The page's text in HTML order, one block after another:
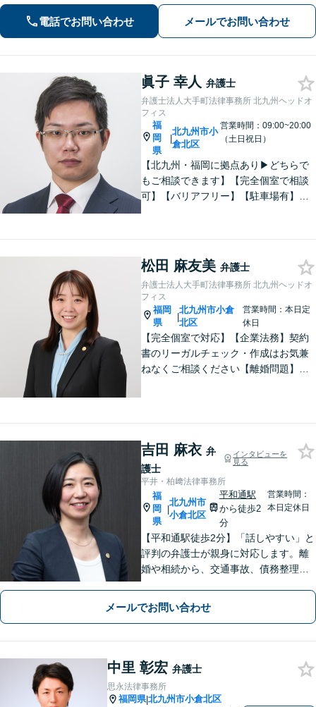
題/相続/交通事故/刑事事件など、ご相
談ください【夜間・休日対応】
電話でお問い合わせ メールでお問い合わせ
眞子 幸人 弁護士
弁護士法人大手町法律事務所 北九州ヘッドオ
フィス
福
岡
県
|
北九州市小
倉北区
営業時間：09:00~20:00
（土日祝日）
【北九州・福岡に拠点あり▶どちらで
もご相談できます】【完全個室で相談
可】【バリアフリー】【駐車場有】法
活かした総合力で課題解決をサポート
します。お悩みの方はご相談くださ
い。
松田 麻友美 弁護士
弁護士法人大手町法律事務所 北九州ヘッドオ
フィス
福岡
県
|
北九州市小倉
北区
営業時間：本日定
休日
【完全個室で対応】【企業法務】契約
書のリーガルチェック・作成はお気兼
ねなくご相談ください【離婚問題】不
吉田 麻衣 弁
護士
インタビューを
見る
平井・柏﨑法律事務所
福
岡
県
|
北九州市
小倉北区
平和通駅
から徒歩2
分
営業時間：
本日定休日
【平和通駅徒歩2分】「話しやすい」と
評判の弁護士が親身に対応します。離
婚や相続から、交通事故、債務整理、
の母としての視点も活かし、不安に寄
り添った丁寧なご説明をお約束しま
メールでお問い合わせ
中里 彰宏 弁護士
思永法律事務所
福岡県|北九州市小倉北区